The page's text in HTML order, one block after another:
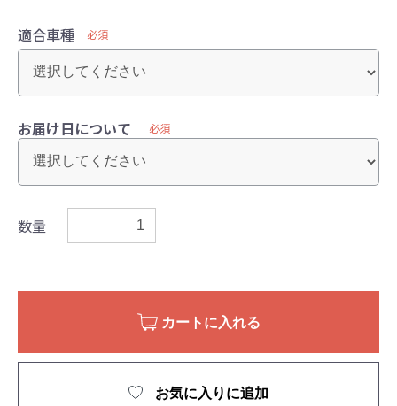
適合車種 必須
お届け日について 必須
数量
カートに入れる
お気に入りに追加